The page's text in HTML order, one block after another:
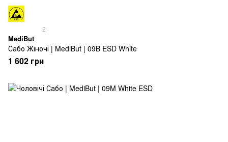
2
MediBut
Сабо Жіночі | MediBut | 09B ESD White
1 602 грн